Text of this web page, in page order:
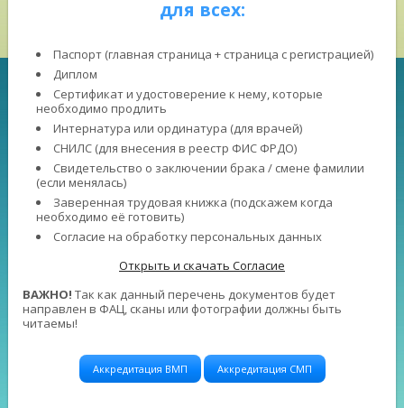
для всех:
Паспорт (главная страница + страница с регистрацией)
Диплом
Сертификат и удостоверение к нему, которые
необходимо продлить
Интернатура или ординатура (для врачей)
СНИЛС (для внесения в реестр ФИС ФРДО)
Свидетельство о заключении брака / смене фамилии
(если менялась)
Заверенная трудовая книжка (подскажем когда
необходимо её готовить)
Согласие на обработку персональных данных
Открыть и скачать Согласие
ВАЖНО! Так как данный перечень документов будет
направлен в ФАЦ, сканы или фотографии должны быть
читаемы!
Аккредитация ВМП Аккредитация СМП